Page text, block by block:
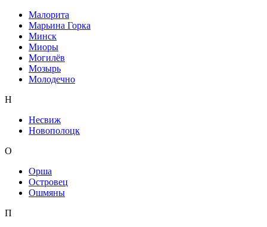
Малорита
Марьина Горка
Минск
Миоры
Могилёв
Мозырь
Молодечно
Н
Несвиж
Новополоцк
О
Орша
Островец
Ошмяны
П